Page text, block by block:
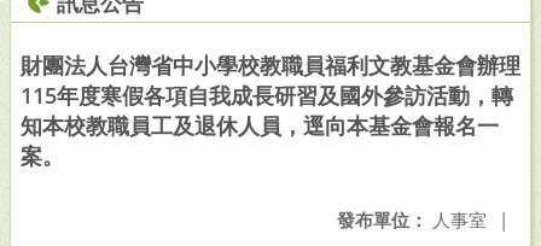
財團法人台灣省中小學校教職員福利文教基金會辦理
115年度寒假各項自我成長研習及國外參訪活動，轉
知本校教職員工及退休人員，逕向本基金會報名一
案。
發布單位： 人事室 |